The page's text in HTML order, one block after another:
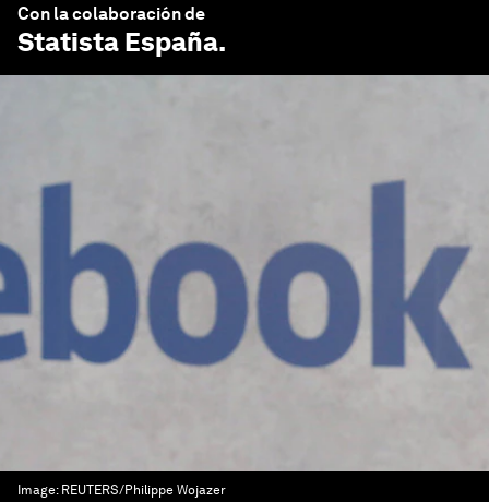
Con la colaboración de
Statista España.
Image: REUTERS/Philippe Wojazer